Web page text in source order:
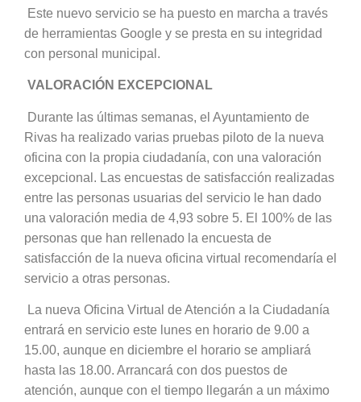
Este nuevo servicio se ha puesto en marcha a través
de herramientas Google y se presta en su integridad
con personal municipal.
VALORACIÓN EXCEPCIONAL
Durante las últimas semanas, el Ayuntamiento de
Rivas ha realizado varias pruebas piloto de la nueva
oficina con la propia ciudadanía, con una valoración
excepcional. Las encuestas de satisfacción realizadas
entre las personas usuarias del servicio le han dado
una valoración media de 4,93 sobre 5. El 100% de las
personas que han rellenado la encuesta de
satisfacción de la nueva oficina virtual recomendaría el
servicio a otras personas.
La nueva Oficina Virtual de Atención a la Ciudadanía
entrará en servicio este lunes en horario de 9.00 a
15.00, aunque en diciembre el horario se ampliará
hasta las 18.00. Arrancará con dos puestos de
atención, aunque con el tiempo llegarán a un máximo